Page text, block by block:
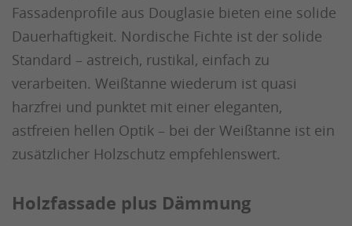
Fassadenprofile aus Douglasie bieten eine solide
Dauerhaftigkeit. Nordische Fichte ist der solide
Standard – astreich, rustikal, einfach zu
verarbeiten. Weißtanne wiederum ist quasi
harzfrei und punktet mit einer eleganten,
astfreien hellen Optik – bei der Weißtanne ist ein
zusätzlicher Holzschutz empfehlenswert.
Holzfassade plus Dämmung